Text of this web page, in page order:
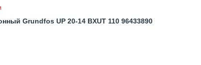
Grundfos UP 20-14 BXUT 110 96433890